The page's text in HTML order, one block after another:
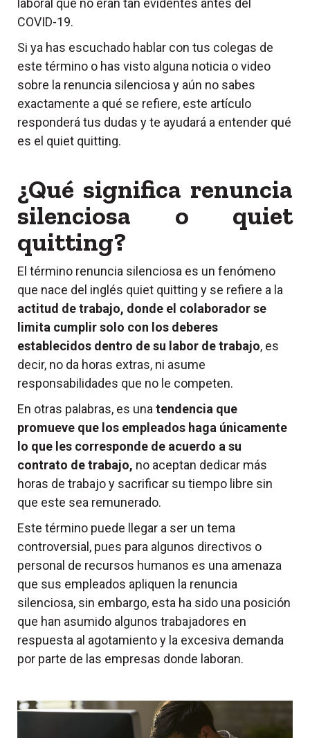
laboral que no eran tan evidentes antes del
COVID-19.
Si ya has escuchado hablar con tus colegas de
este término o has visto alguna noticia o video
sobre la renuncia silenciosa y aún no sabes
exactamente a qué se refiere, este artículo
responderá tus dudas y te ayudará a entender qué
es el quiet quitting.
¿Qué significa renuncia
silenciosa o quiet
quitting?
El término renuncia silenciosa es un fenómeno
que nace del inglés quiet quitting y se refiere a la
actitud de trabajo, donde el colaborador se
limita cumplir solo con los deberes
establecidos dentro de su labor de trabajo, es
decir, no da horas extras, ni asume
responsabilidades que no le competen.
En otras palabras, es una tendencia que
promueve que los empleados haga únicamente
lo que les corresponde de acuerdo a su
contrato de trabajo, no aceptan dedicar más
horas de trabajo y sacrificar su tiempo libre sin
que este sea remunerado.
Este término puede llegar a ser un tema
controversial, pues para algunos directivos o
personal de recursos humanos es una amenaza
que sus empleados apliquen la renuncia
silenciosa, sin embargo, esta ha sido una posición
que han asumido algunos trabajadores en
respuesta al agotamiento y la excesiva demanda
por parte de las empresas donde laboran.